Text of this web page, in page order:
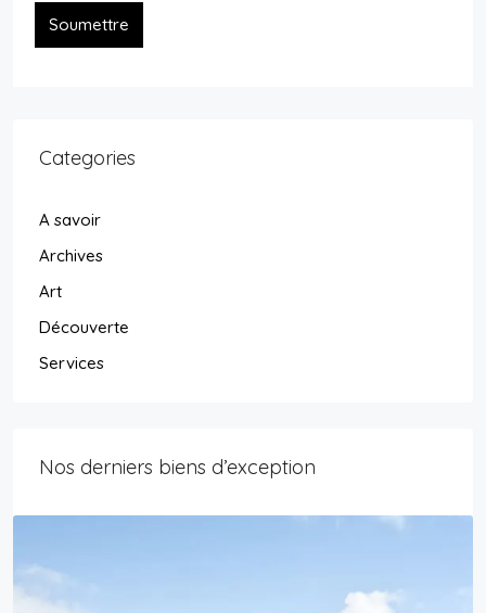
Soumettre
Categories
A savoir
Archives
Art
Découverte
Services
Nos derniers biens d’exception